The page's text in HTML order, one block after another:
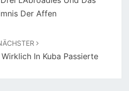
Der Affen
In Kuba Passierte